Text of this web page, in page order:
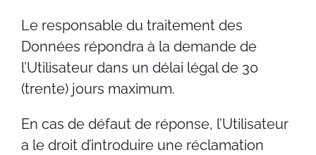
Le responsable du traitement des
Données répondra à la demande de
l’Utilisateur dans un délai légal de 30
(trente) jours maximum.
En cas de défaut de réponse, l’Utilisateur
a le droit d’introduire une réclamation